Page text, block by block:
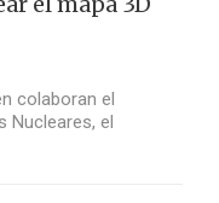
colaboran el
Nucleares, el